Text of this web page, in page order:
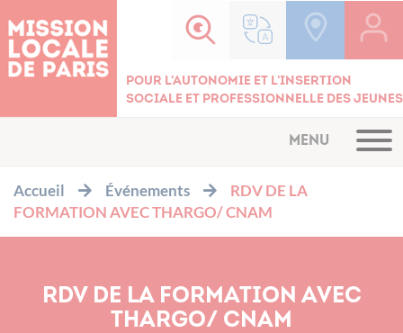
Pour l'autonomie et l'insertion
sociale et professionnelle des jeunes
MENU
Accueil Événements
RDV DE LA
FORMATION AVEC THARGO/ CNAM
RDV DE LA FORMATION AVEC
THARGO/ CNAM